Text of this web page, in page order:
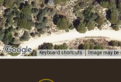
Keyboard shortcuts Image may